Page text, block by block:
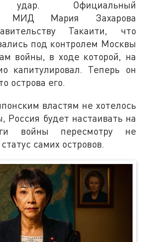
удар. Официальный
МИД Мария Захарова
Такаити, что
под контролем Москвы
войны, в ходе которой, на
капитулировал. Теперь он
острова его.
властям не хотелось
Россия будет настаивать на
войны пересмотру не
самих островов.